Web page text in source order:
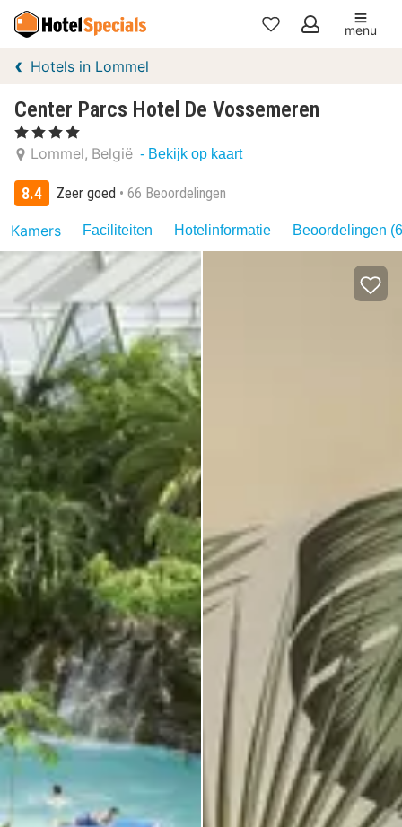
Mijn
menu
Hotels in Lommel
Center Parcs Hotel De Vossemeren
, 4 Sterren
Lommel België - Bekijk op kaart
8.4 Zeer goed 66 Beoordelingen
Kamers Faciliteiten Hotelinformatie Beoordelingen